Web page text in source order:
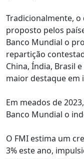
Tradicionalmente,
proposto pelos
Banco Mundial o
repartição
China, Índia, Brasil
maior destaque em
Em meados de
Banco Mundial o
O FMI estima um
3% este ano,